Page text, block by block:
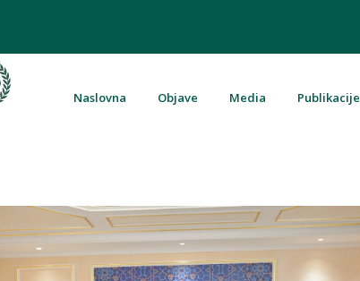
Naslovna Objave Media Publikacije